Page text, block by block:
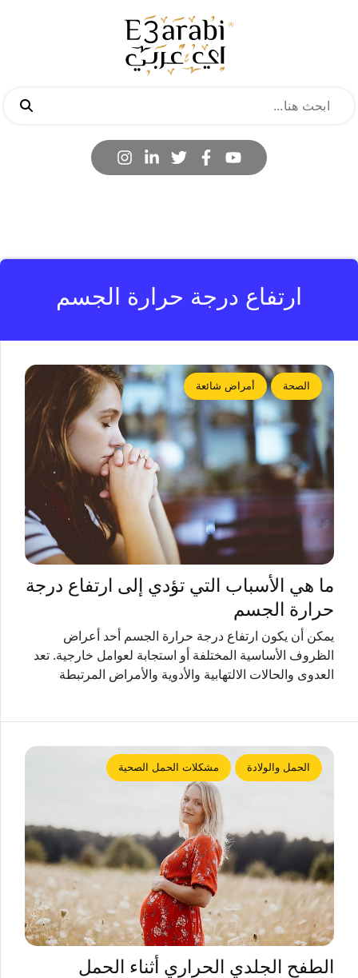
ارتفاع درجة حرارة الجسم
الصحة أمراض شائعة
ما هي الأسباب التي تؤدي إلى ارتفاع درجة
حرارة الجسم
يمكن أن يكون ارتفاع درجة حرارة الجسم أحد أعراض
الظروف الأساسية المختلفة أو استجابة لعوامل خارجية. تعد
العدوى والحالات الالتهابية والأدوية والأمراض المرتبطة
الحمل والولادة مشكلات الحمل الصحية
الطفح الجلدي الحراري أثناء الحمل